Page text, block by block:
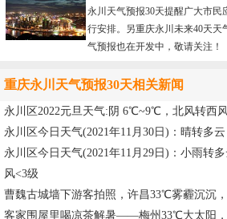
永川天气预报30天提醒广大市民
行安排。另重庆永川未来40天天
气预报也在开发中，敬请关注！
重庆永川天气预报30天相关新闻
永川区2022元旦天气:阴 6℃~9℃，北风转西
永川区今日天气(2021年11月30日)：晴转多
永川区今日天气(2021年11月29日)：小雨转
风<3级
曹魏古城墙下游客拍照，许昌33℃雾霾沉沉
客家围屋里喝凉茶解暑——梅州33℃大太阳